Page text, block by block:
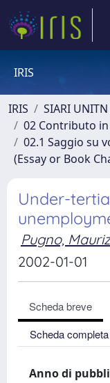
IRIS
IRIS
SIARI UNITN
02 Contributo
02.1 Saggio su
(Essay or Book
Under-
Pugno,
2002-01-01
Scheda breve
Scheda
Anno di